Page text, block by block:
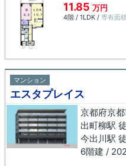
11.85 万円
4階 / 1LDK / 専有面
マンション
エスタプレイス
京都府京
出町柳駅
今出川駅
6階建 /